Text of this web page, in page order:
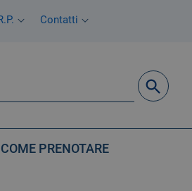
Contatti
COME PRENOTARE